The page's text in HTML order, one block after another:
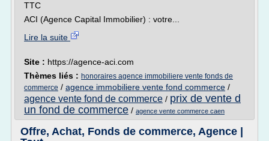
TTC
ACI (Agence Capital Immobilier) : votre...
Lire la suite
Site : https://agence-aci.com
Thèmes liés : honoraires agence immobiliere vente fonds de
commerce / agence immobiliere vente fond commerce /
agence vente fond de commerce / prix de vente d
un fond de commerce / agence vente commerce caen
Offre, Achat, Fonds de commerce, Agence |